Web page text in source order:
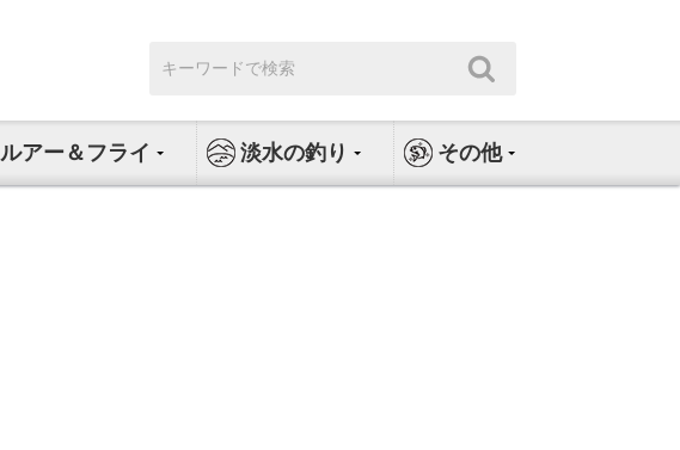
索:
ルアー＆フライ 淡水の釣り その他